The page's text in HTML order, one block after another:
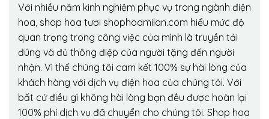
Với nhiều năm kinh nghiệm phục vụ trong ngành điện
hoa, shop hoa tươi shophoamilan.com hiểu mức độ
quan trọng trong công việc của mình là truyền tải
đúng và đủ thông điệp của người tặng đến người
nhận. Vì thế chúng tôi cam kết 100% sự hài lòng của
khách hàng với dịch vụ điện hoa của chúng tôi. Với
bất cứ điều gì không hài lòng bạn đều được hoàn lại
100% phí dịch vụ đã chuyển cho chúng tôi. Shop hoa